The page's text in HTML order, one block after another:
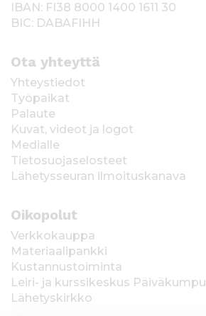
IBAN: FI38 8000 1400 1611 30
BIC: DABAFIHH
Ota yhteyttä
Yhteystiedot
Työpaikat
Palaute
Kuvat, videot ja logot
Medialle
Tietosuojaselosteet
Lähetysseuran ilmoituskanava
Oikopolut
Verkkokauppa
Materiaalipankki
Kustannustoiminta
Leiri- ja kurssikeskus Päiväkumpu
Lähetyskirkko